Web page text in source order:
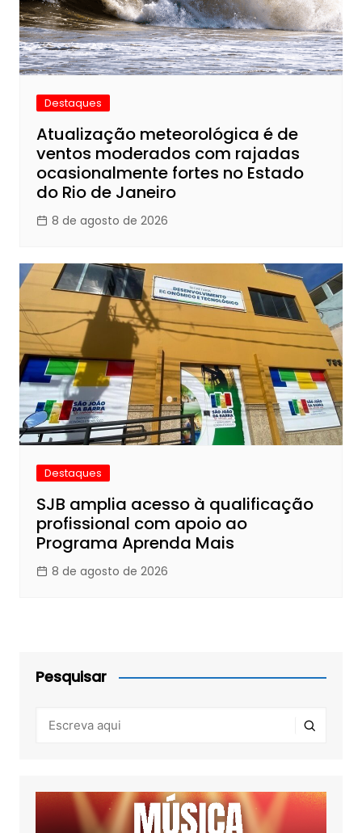
Destaques
Atualização meteorológica é de
ventos moderados com rajadas
ocasionalmente fortes no Estado
do Rio de Janeiro
8 de agosto de 2026
Destaques
SJB amplia acesso à qualificação
profissional com apoio ao
Programa Aprenda Mais
8 de agosto de 2026
Pesquisar